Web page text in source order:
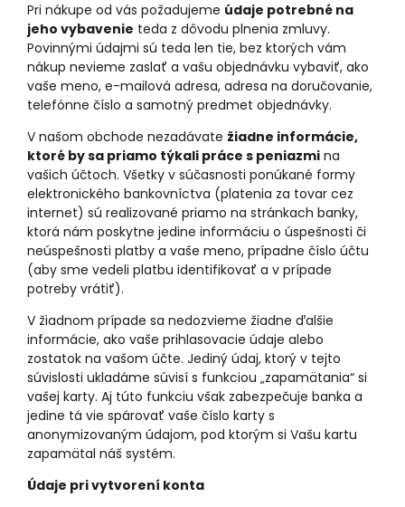
Pri nákupe od vás požadujeme údaje potrebné na
jeho vybavenie teda z dôvodu plnenia zmluvy.
Povinnými údajmi sú teda len tie, bez ktorých vám
nákup nevieme zaslať a vašu objednávku vybaviť, ako
vaše meno, e-mailová adresa, adresa na doručovanie,
telefónne číslo a samotný predmet objednávky.
V našom obchode nezadávate žiadne informácie,
ktoré by sa priamo týkali práce s peniazmi na
vašich účtoch. Všetky v súčasnosti ponúkané formy
elektronického bankovníctva (platenia za tovar cez
internet) sú realizované priamo na stránkach banky,
ktorá nám poskytne jedine informáciu o úspešnosti či
neúspešnosti platby a vaše meno, prípadne číslo účtu
(aby sme vedeli platbu identifikovať a v prípade
potreby vrátiť).
V žiadnom prípade sa nedozvieme žiadne ďalšie
informácie, ako vaše prihlasovacie údaje alebo
zostatok na vašom účte. Jediný údaj, ktorý v tejto
súvislosti ukladáme súvisí s funkciou „zapamätania“ si
vašej karty. Aj túto funkciu však zabezpečuje banka a
jedine tá vie spárovať vaše číslo karty s
anonymizovaným údajom, pod ktorým si Vašu kartu
zapamätal náš systém.
Údaje pri vytvorení konta